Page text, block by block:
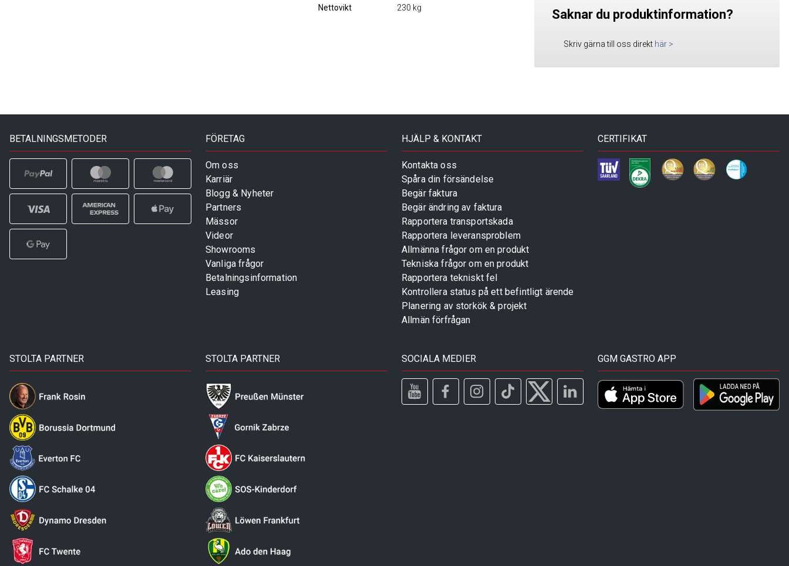
Nettovikt 230 kg Saknar du produktinformation?
Skriv gärna till oss direkt här >
BETALNINGSMETODER FÖRETAG
Om oss
Karriär
Blogg & Nyheter
Partners
Mässor
Videor
Showrooms
Vanliga frågor
Betalningsinformation
Leasing
HJÄLP & KONTAKT
Kontakta oss
Spåra din försändelse
Begär faktura
Begär ändring av faktura
Rapportera transportskada
Rapportera leveransproblem
Allmänna frågor om en produkt
Tekniska frågor om en produkt
Rapportera tekniskt fel
Kontrollera status på ett befintligt ärende
Planering av storkök & projekt
Allmän förfrågan
CERTIFIKAT
STOLTA PARTNER STOLTA PARTNER SOCIALA MEDIER GGM GASTRO APP